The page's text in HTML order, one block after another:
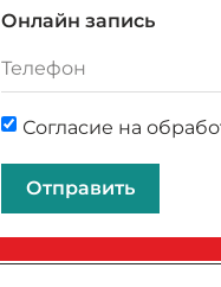
Онлайн запись
Согласие на
Отправить